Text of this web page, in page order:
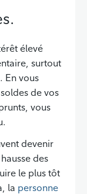
élevé
surtout
En vous
de vos
vous
devenir
des
le plus tôt
la personne